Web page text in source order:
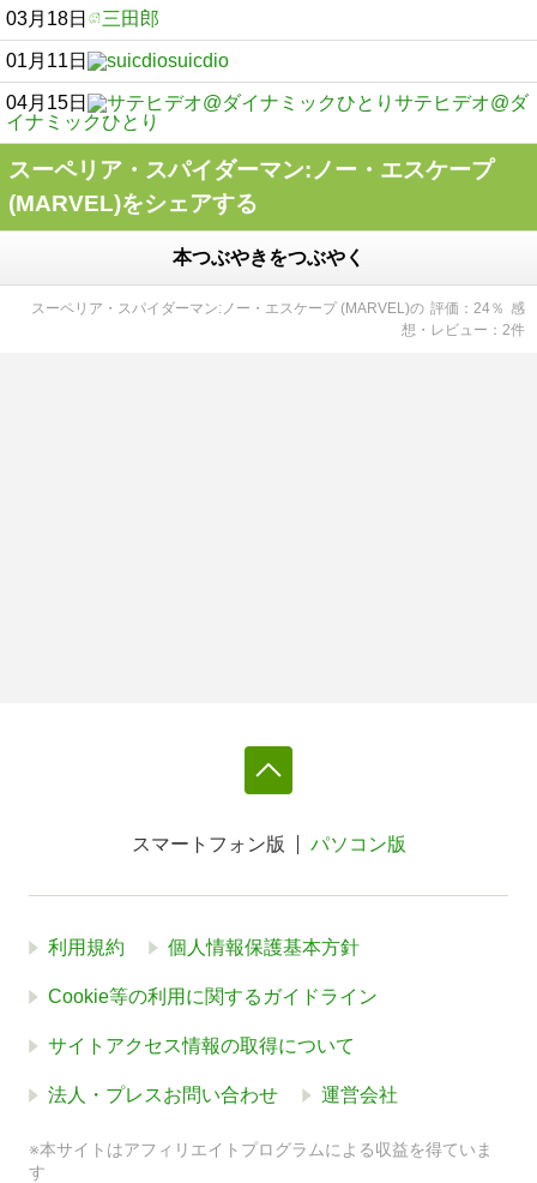
03月18日 三田郎
01月11日 suicdio
04月15日
サテヒデオ@ダ
イナミックひとり
スーペリア・スパイダーマン:ノー・エスケープ
(MARVEL)をシェアする
本つぶやきをつぶやく
スーペリア・スパイダーマン:ノー・エスケープ (MARVEL)の 評価 24％ 感
想・レビュー
2件
スマートフォン版 パソコン版
利用規約 個人情報保護基本方針
Cookie等の利用に関するガイドライン
サイトアクセス情報の取得について
法人・プレスお問い合わせ 運営会社
※本サイトはアフィリエイトプログラムによる収益を得ていま
す